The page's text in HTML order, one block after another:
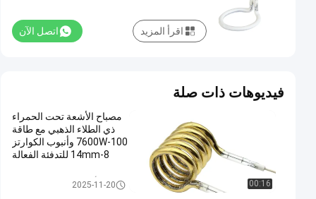
اتصل الآن اقرأ المزيد
فيديوهات ذات صلة
00:16
مصباح الأشعة تحت الحمراء
ذي الطلاء الذهبي مع طاقة
100-7600W وأنبوب الكوارتز
8-14mm للتدفئة الفعالة
مصابيح الأشعة تحت الحمراء الحلق
2025-11-20